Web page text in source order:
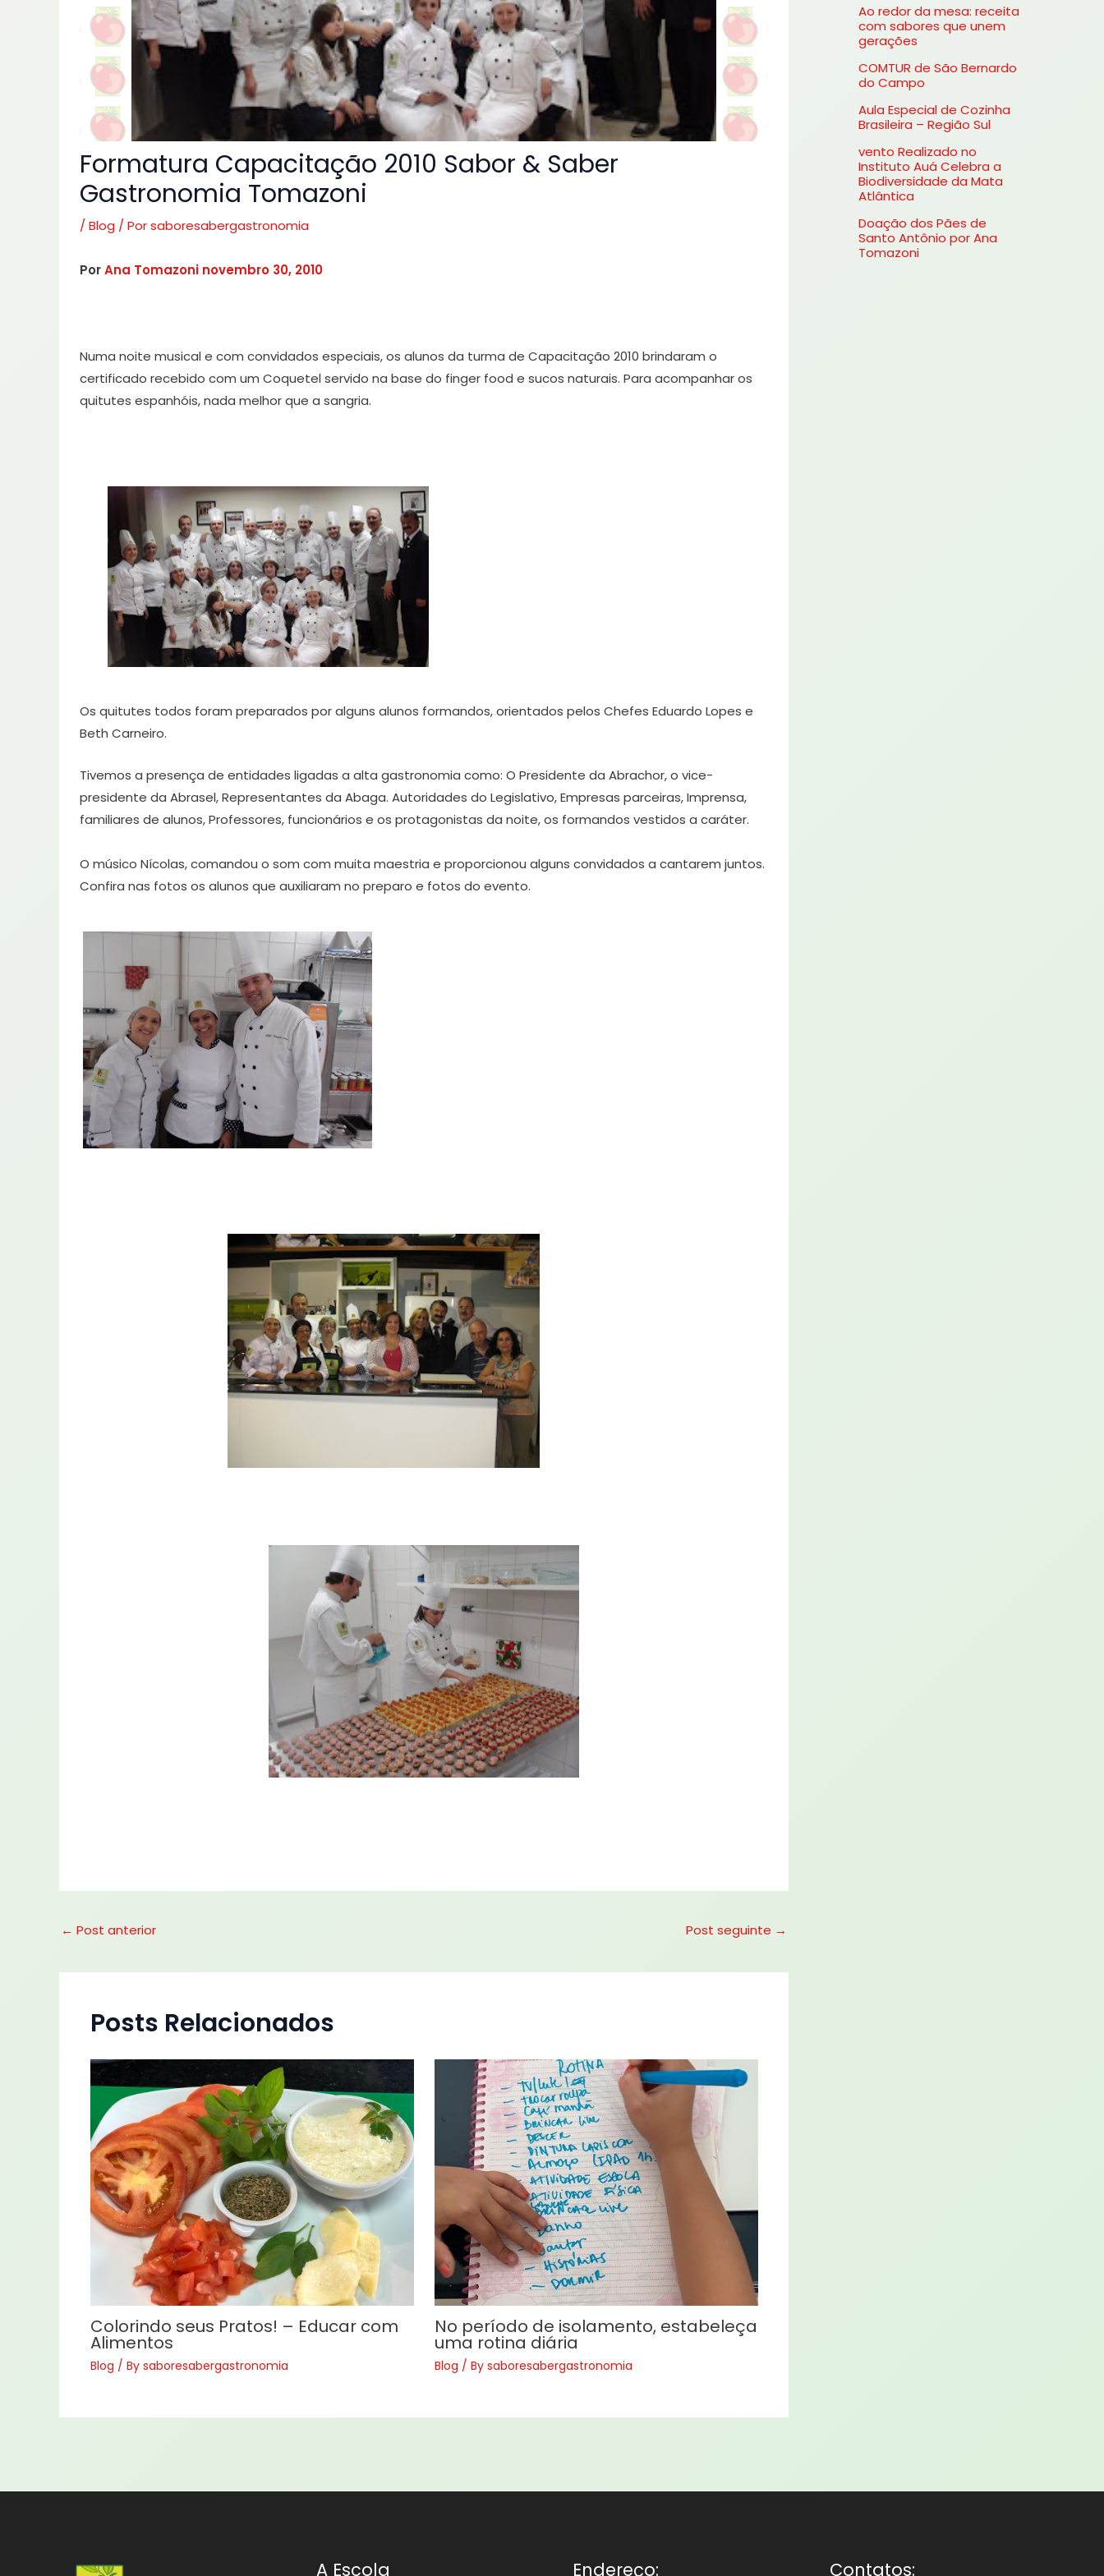
Formatura Capacitação 2010 Sabor & Saber
Gastronomia Tomazoni
/ Blog / Porsaboresabergastronomia
PorAna Tomazoni novembro 30, 2010
Numa noite musical e com convidados especiais, os alunos da turma de Capacitação 2010 brindaram o
certificado recebido com um Coquetel servido na base do finger food e sucos naturais. Para acompanhar os
quitutes espanhóis, nada melhor que a sangria.
Os quitutes todos foram preparados por alguns alunos formandos, orientados pelos Chefes Eduardo Lopes e
Beth Carneiro.
Tivemos a presença de entidades ligadas a alta gastronomia como: O Presidente da Abrachor, o vice-
presidente da Abrasel, Representantes da Abaga. Autoridades do Legislativo, Empresas parceiras, Imprensa,
familiares de alunos, Professores, funcionários e os protagonistas da noite, os formandos vestidos a caráter.
O músico Nícolas, comandou o som com muita maestria e proporcionou alguns convidados a cantarem juntos.
Confira nas fotos os alunos que auxiliaram no preparo e fotos do evento.
← Post anterior Post seguinte →
Posts Relacionados
Colorindo seus Pratos! – Educar com
Alimentos
Blog / By saboresabergastronomia
No período de isolamento, estabeleça
uma rotina diária
Blog / By saboresabergastronomia
s
a
r
o
:
Ao redor da mesa: receita
com sabores que unem
gerações
COMTUR de São Bernardo
do Campo
Aula Especial de Cozinha
Brasileira – Região Sul
vento Realizado no
Instituto Auá Celebra a
Biodiversidade da Mata
Atlântica
Doação dos Pães de
Santo Antônio por Ana
Tomazoni
A Escola Endereço: Contatos: